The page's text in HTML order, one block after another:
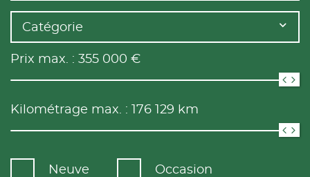
Catégorie
Prix max. : 355 000 €
Kilométrage max. : 176 129 km
Neuve Occasion